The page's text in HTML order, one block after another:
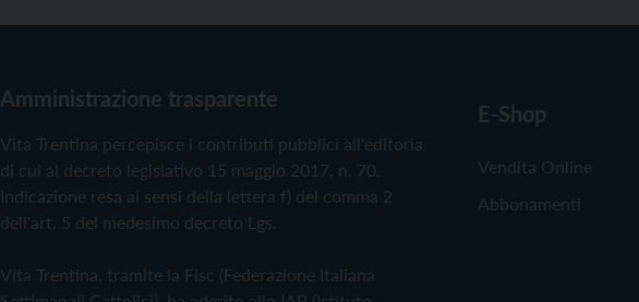
Amministrazione trasparente
Vita Trentina percepisce i contributi pubblici all'editoria
di cui al decreto legislativo 15 maggio 2017, n. 70.
Indicazione resa ai sensi della lettera f) del comma 2
dell'art. 5 del medesimo decreto Lgs.
Vita Trentina, tramite la Fisc (Federazione Italiana
E-Shop
Vendita Online
Abbonamenti